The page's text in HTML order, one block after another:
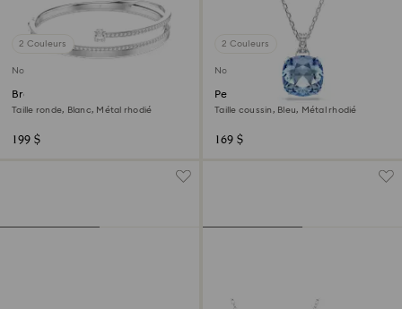
2 Couleurs
Nouveau
Bracelet-jonc Fresh
Taille ronde, Blanc, Métal rhodié
199 $
2 Couleurs
Nouveau
Pendentif Millenia
Taille coussin, Bleu, Métal rhodié
169 $